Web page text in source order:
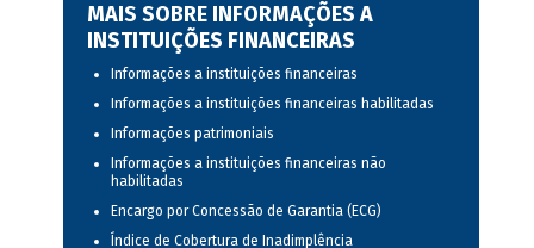
MAIS SOBRE INFORMAÇÕES A
INSTITUIÇÕES FINANCEIRAS
Informações a instituições financeiras
Informações a instituições financeiras habilitadas
Informações patrimoniais
Informações a instituições financeiras não
habilitadas
Encargo por Concessão de Garantia (ECG)
Índice de Cobertura de Inadimplência